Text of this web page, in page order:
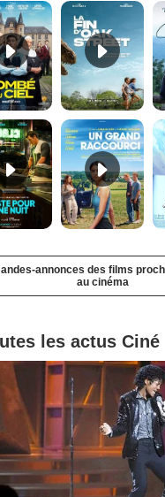
Juste pour une nuit Bande-annonce VO STFR Un grand raccourci Bande-annonce VF
annonces des films
au cinéma
les actus Ciné